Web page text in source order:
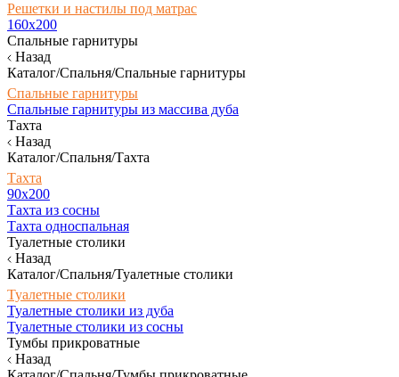
Решетки и настилы под матрас
160х200
Спальные гарнитуры
Назад
Каталог/Спальня/Спальные гарнитуры
Спальные гарнитуры
Спальные гарнитуры из массива дуба
Тахта
Назад
Каталог/Спальня/Тахта
Тахта
90х200
Тахта из сосны
Тахта односпальная
Туалетные столики
Назад
Каталог/Спальня/Туалетные столики
Туалетные столики
Туалетные столики из дуба
Туалетные столики из сосны
Тумбы прикроватные
Назад